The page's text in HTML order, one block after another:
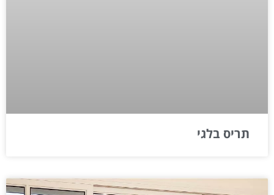
תריס בלגי